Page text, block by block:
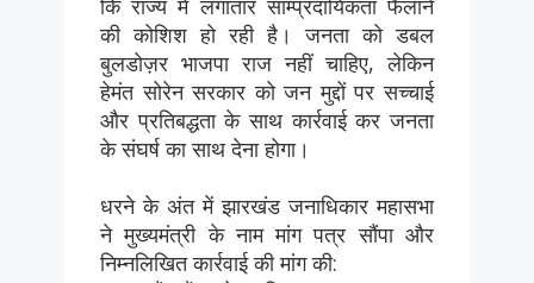
की कोशिश हो रही है। जनता को डबल
बुलडोज़र भाजपा राज नहीं चाहिए, लेकिन
हेमंत सोरेन सरकार को जन मुद्दों पर सच्चाई
और प्रतिबद्धता के साथ कार्रवाई कर जनता
के संघर्ष का साथ देना होगा।
धरने के अंत में झारखंड जनाधिकार महासभा
ने मुख्यमंत्री के नाम मांग पत्र सौंपा और
निम्नलिखित कार्रवाई की मांग की: